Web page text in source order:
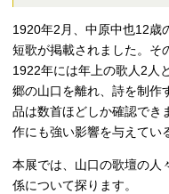
1920年2月、中原中也12歳
短歌が掲載されました。そ
1922年には年上の歌人2人
郷の山口を離れ、詩を制作
品は数首ほどしか確認でき
作にも強い影響を与えてい
本展では、山口の歌壇の人
係について探ります。